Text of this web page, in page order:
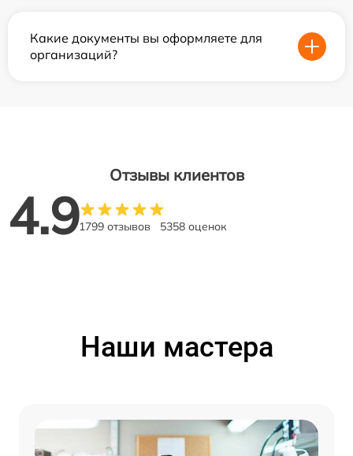
Какие документы вы оформляете для
организаций?
Отзывы клиентов
4.91799 отзывов 5358 оценок
Наши мастера